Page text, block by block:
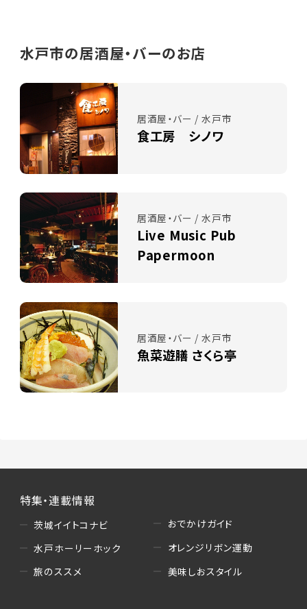
水戸市の居酒屋・バーのお店
居酒屋・バー / 水戸市
食工房 シノワ
居酒屋・バー / 水戸市
Live Music Pub
Papermoon
居酒屋・バー / 水戸市
魚菜遊膳 さくら亭
特集・連載情報
茨城イイトコナビ
水戸ホーリーホック
旅のススメ
おでかけガイド
オレンジリボン運動
美味しおスタイル